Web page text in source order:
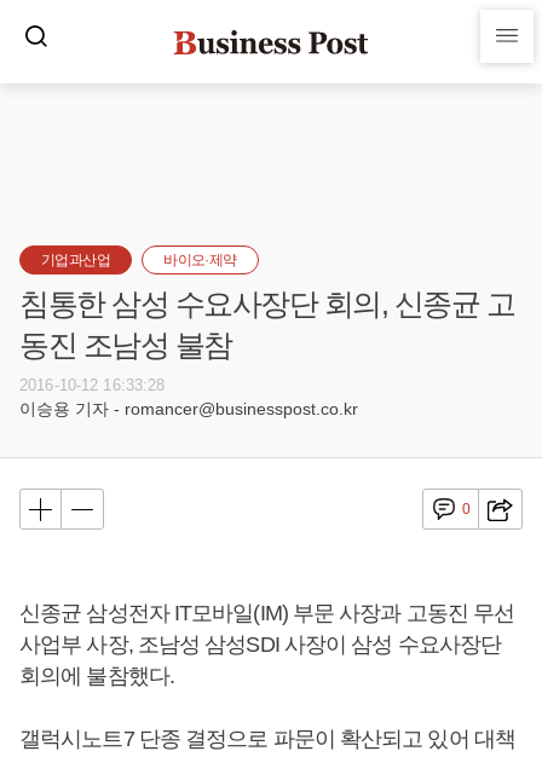
기업과산업 바이오·제약
침통한 삼성 수요사장단 회의, 신종균 고
동진 조남성 불참
2016-10-12 16:33:28
이승용 기자 - romancer@businesspost.co.kr
0
신종균 삼성전자 IT모바일(IM) 부문 사장과 고동진 무선
사업부 사장, 조남성 삼성SDI 사장이 삼성 수요사장단
회의에 불참했다.
갤럭시노트7 단종 결정으로 파문이 확산되고 있어 대책